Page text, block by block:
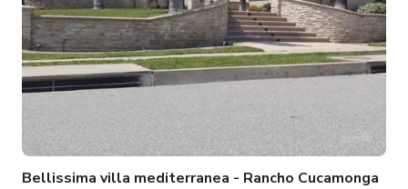
Bellissima villa mediterranea - Rancho Cucamonga